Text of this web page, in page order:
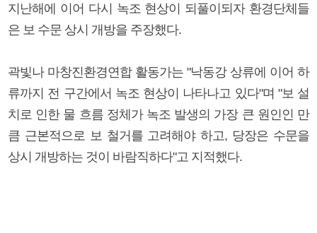
지난해에 이어 다시 녹조 현상이 되풀이되자 환경단체들
은 보 수문 상시 개방을 주장했다.
곽빛나 마창진환경연합 활동가는 "낙동강 상류에 이어 하
류까지 전 구간에서 녹조 현상이 나타나고 있다"며 "보 설
치로 인한 물 흐름 정체가 녹조 발생의 가장 큰 원인인 만
큼 근본적으로 보 철거를 고려해야 하고, 당장은 수문을
상시 개방하는 것이 바람직하다"고 지적했다.